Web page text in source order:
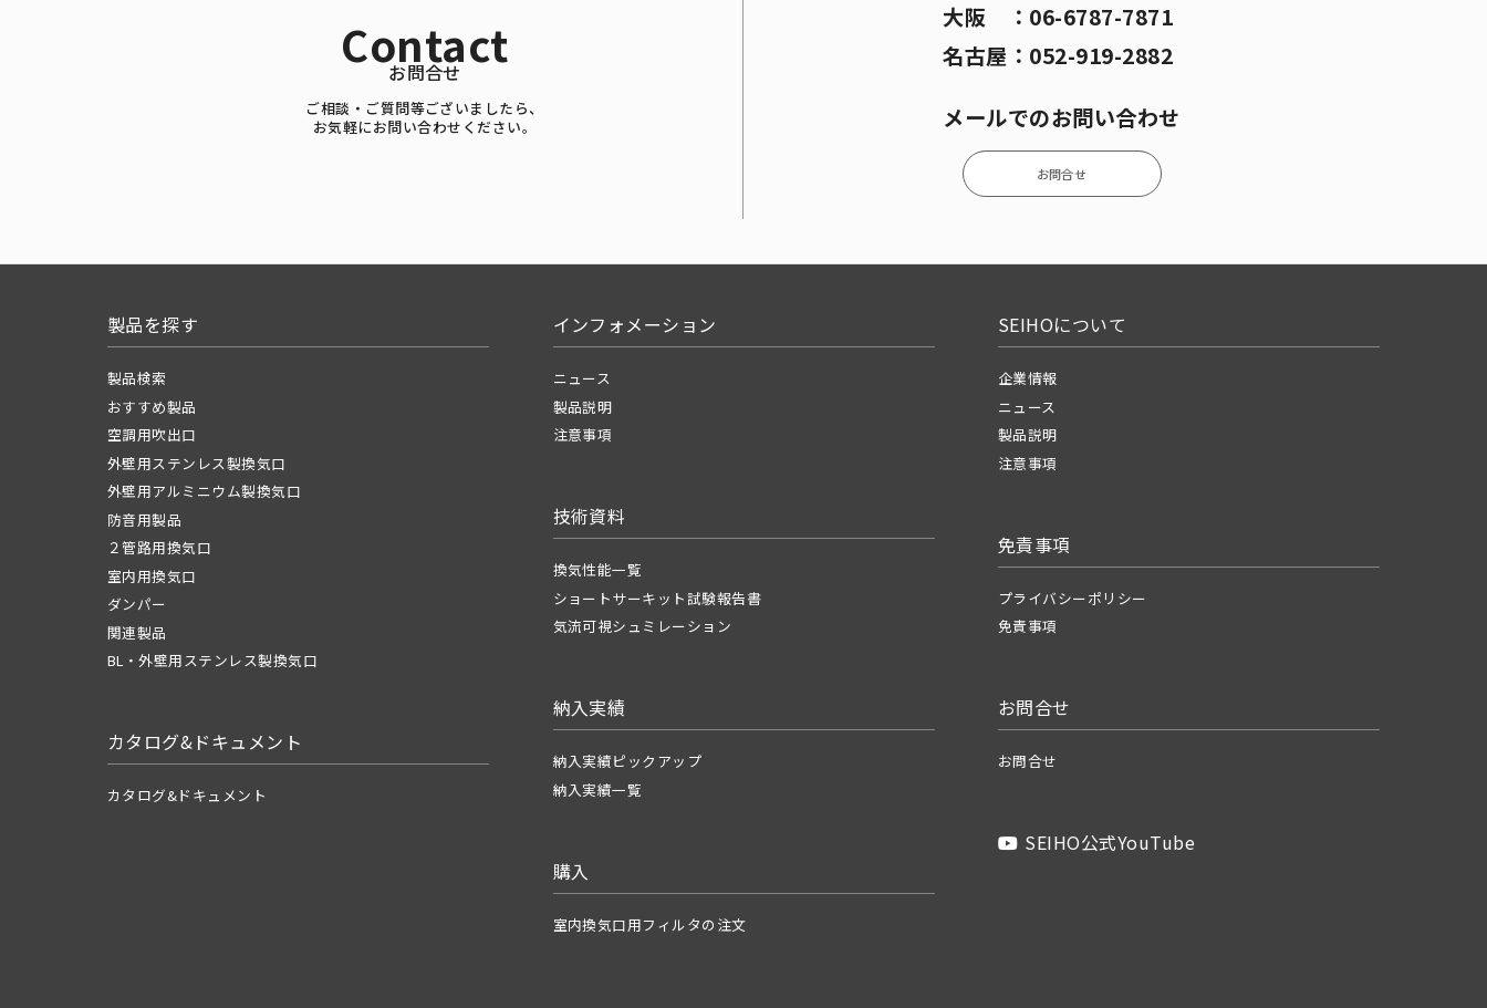
Contact
お問合せ
ご相談・ご質問等ございましたら、
お気軽にお問い合わせください。
大阪
： 06-6787-7871
名古屋 ： 052-919-2882
メールでのお問い合わせ
お問合せ
製品を探す
製品検索
おすすめ製品
空調用吹出口
外壁用ステンレス製換気口
外壁用アルミニウム製換気口
防音用製品
２管路用換気口
室内用換気口
ダンパー
関連製品
BL・外壁用ステンレス製換気口
カタログ&ドキュメント
カタログ&ドキュメント
インフォメーション
ニュース
製品説明
注意事項
技術資料
換気性能一覧
ショートサーキット試験報告書
気流可視シュミレーション
納入実績
納入実績ピックアップ
納入実績一覧
購入
室内換気口用フィルタの注文
SEIHOについて
企業情報
ニュース
製品説明
注意事項
免責事項
プライバシーポリシー
免責事項
お問合せ
お問合せ
SEIHO公式YouTube